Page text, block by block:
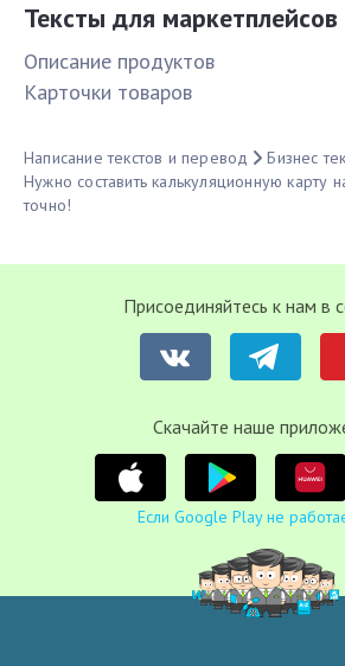
Тексты для маркетплейсов
Описание продуктов
Карточки товаров
Написание текстов и перевод
Бизнес
Нужно составить калькуляционную
точно!
Присоединяйтесь к нам в
Cкачайте наше
Если Google Play не